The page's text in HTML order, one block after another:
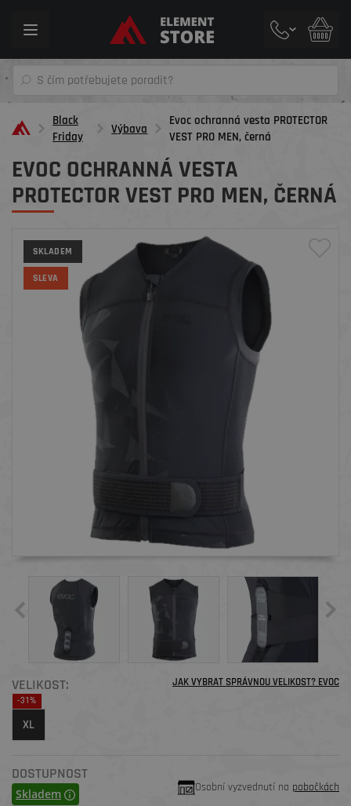
Toggle
Black
Friday
Výbava
Evoc ochranná vesta PROTECTOR
VEST PRO MEN, černá
EVOC OCHRANNÁ VESTA
PROTECTOR VEST PRO MEN, ČERNÁ
SKLADEM
SLEVA
VELIKOST: JAK VYBRAT SPRÁVNOU VELIKOST? EVOC
-31%
XL
DOSTUPNOST
Skladem Osobní vyzvednutí na pobočkách